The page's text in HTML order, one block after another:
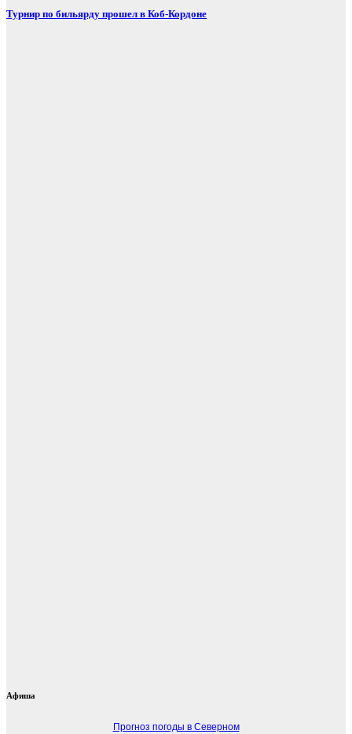
Турнир по бильярду прошел в Коб-Кордоне
Афиша
Прогноз погоды в Северном